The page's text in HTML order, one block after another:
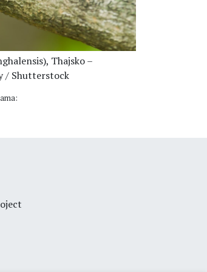
Thajsko –
/ Shutterstock